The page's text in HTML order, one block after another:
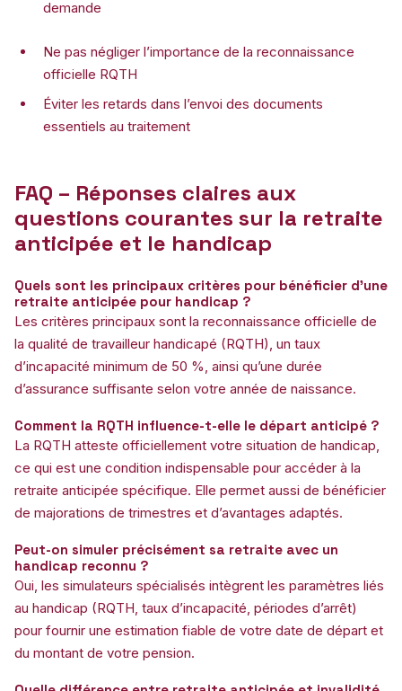
demande
Ne pas négliger l’importance de la reconnaissance
officielle RQTH
Éviter les retards dans l’envoi des documents
essentiels au traitement
FAQ – Réponses claires aux
questions courantes sur la retraite
anticipée et le handicap
Quels sont les principaux critères pour bénéficier d’une
retraite anticipée pour handicap ?
Les critères principaux sont la reconnaissance officielle de
la qualité de travailleur handicapé (RQTH), un taux
d’incapacité minimum de 50 %, ainsi qu’une durée
d’assurance suffisante selon votre année de naissance.
Comment la RQTH influence-t-elle le départ anticipé ?
La RQTH atteste officiellement votre situation de handicap,
ce qui est une condition indispensable pour accéder à la
retraite anticipée spécifique. Elle permet aussi de bénéficier
de majorations de trimestres et d’avantages adaptés.
Peut-on simuler précisément sa retraite avec un
handicap reconnu ?
Oui, les simulateurs spécialisés intègrent les paramètres liés
au handicap (RQTH, taux d’incapacité, périodes d’arrêt)
pour fournir une estimation fiable de votre date de départ et
du montant de votre pension.